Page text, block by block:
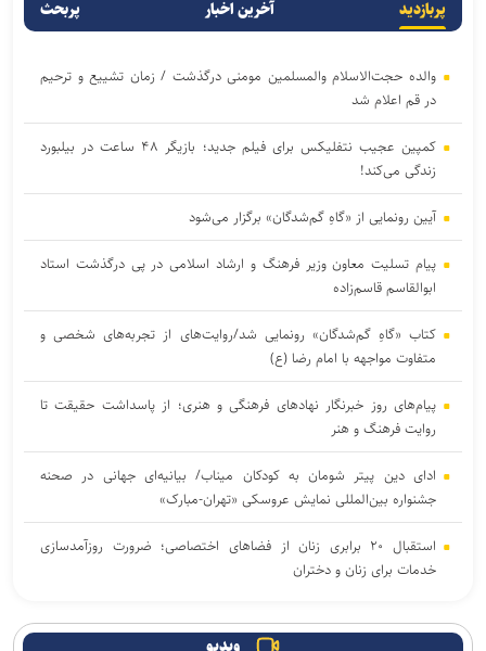
پربازدید آخرین اخبار پربحث
والده حجت‌الاسلام والمسلمین مومنی درگذشت / زمان تشییع و ترحیم
در قم اعلام شد
کمپین عجیب نتفلیکس برای فیلم جدید؛ بازیگر ۴۸ ساعت در بیلبورد
زندگی می‌کند!
آیین رونمایی از «گاهِ گم‌شدگان» برگزار می‌شود
پیام تسلیت معاون وزیر فرهنگ و ارشاد اسلامی در پی درگذشت استاد
ابوالقاسم قاسم‌زاده
کتاب «گاهِ گم‌شدگان» رونمایی شد/روایت‌های از تجربه‌های شخصی و
متفاوت مواجهه با امام رضا (ع)
پیام‌های روز خبرنگار نهادهای فرهنگی و هنری؛ از پاسداشت حقیقت تا
روایت فرهنگ و هنر
ادای دین پیتر شومان به کودکان میناب/ بیانیه‌ای جهانی در صحنه
جشنواره بین‌المللی نمایش عروسکی «تهران-مبارک»
استقبال ۲۰ برابری زنان از فضاهای اختصاصی؛ ضرورت روزآمدسازی
خدمات برای زنان و دختران